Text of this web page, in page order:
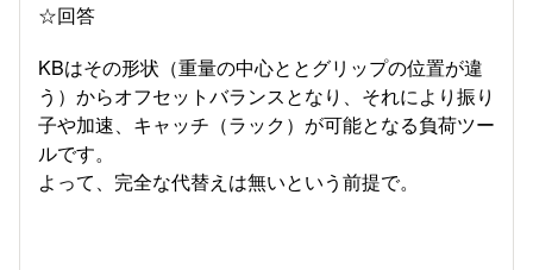
☆回答
KBはその形状（重量の中心ととグリップの位置が違
う）からオフセットバランスとなり、それにより振り
子や加速、キャッチ（ラック）が可能となる負荷ツー
ルです。
よって、完全な代替えは無いという前提で。